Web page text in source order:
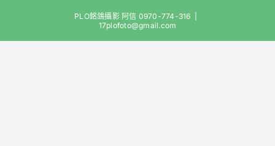
content
PLO銘鴿攝影 阿信 0970-774-316
17plofoto@gmail.com